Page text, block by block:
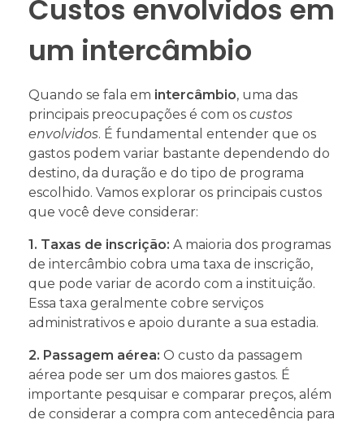
Custos envolvidos em
um intercâmbio
Quando se fala em intercâmbio, uma das
principais preocupações é com os custos
envolvidos. É fundamental entender que os
gastos podem variar bastante dependendo do
destino, da duração e do tipo de programa
escolhido. Vamos explorar os principais custos
que você deve considerar:
1. Taxas de inscrição: A maioria dos programas
de intercâmbio cobra uma taxa de inscrição,
que pode variar de acordo com a instituição.
Essa taxa geralmente cobre serviços
administrativos e apoio durante a sua estadia.
2. Passagem aérea: O custo da passagem
aérea pode ser um dos maiores gastos. É
importante pesquisar e comparar preços, além
de considerar a compra com antecedência para